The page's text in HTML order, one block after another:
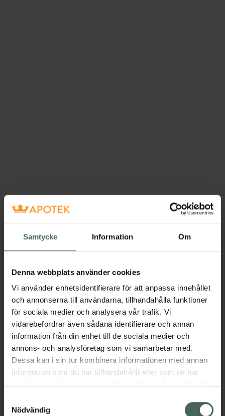
Samtycke Information Om
Denna webbplats använder cookies
Vi använder enhetsidentifierare för att anpassa innehållet
och annonserna till användarna, tillhandahålla funktioner
för sociala medier och analysera vår trafik. Vi
vidarebefordrar även sådana identifierare och annan
information från din enhet till de sociala medier och
annons- och analysföretag som vi samarbetar med.
Dessa kan i sin tur kombinera informationen med annan
information som du har tillhandahållit eller som de har
återkalla ditt samtycke via webbplatsens
Nödvändig